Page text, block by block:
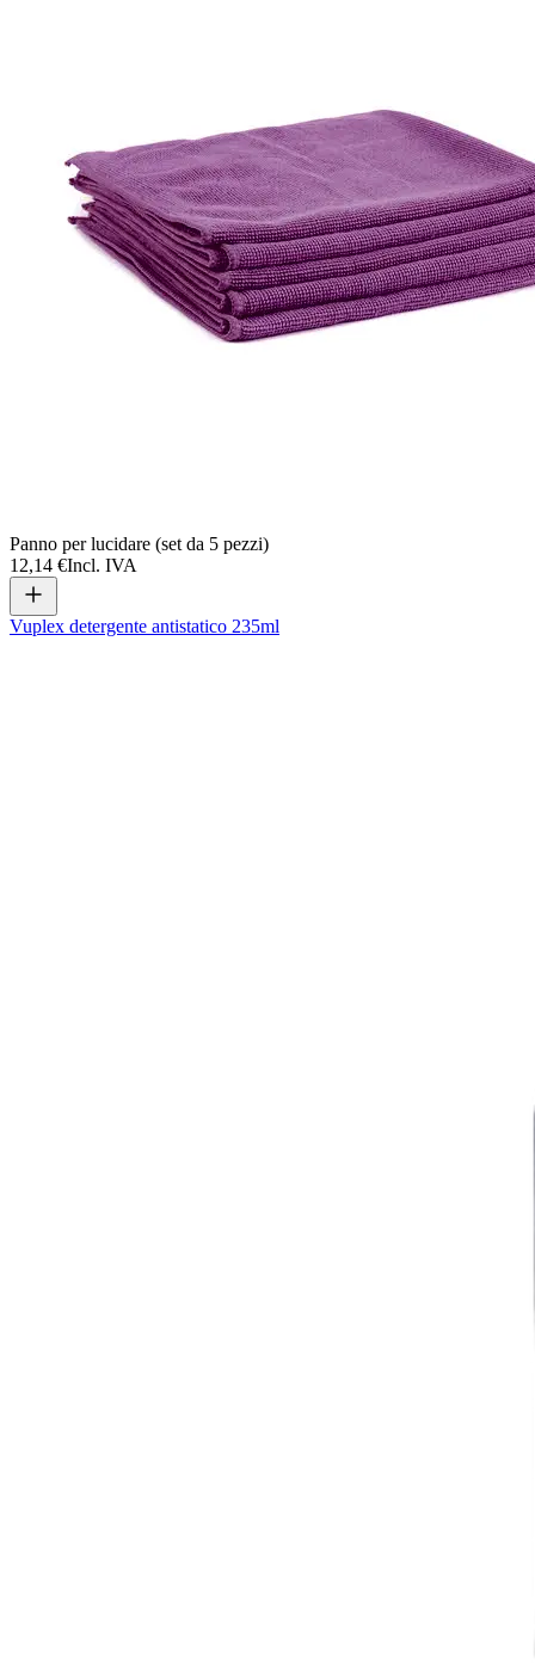
Panno per lucidare (set da 5 pezzi)
12,14 €Incl. IVA
Vuplex detergente antistatico 235ml